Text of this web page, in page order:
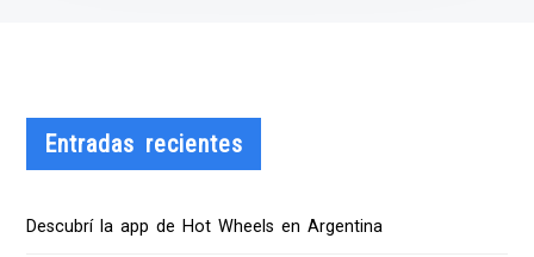
Entradas recientes
Descubrí la app de Hot Wheels en Argentina